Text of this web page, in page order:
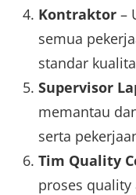
Kontraktor–
semua
standar
Supervisor
memantau
serta
Tim Quality
proses quality